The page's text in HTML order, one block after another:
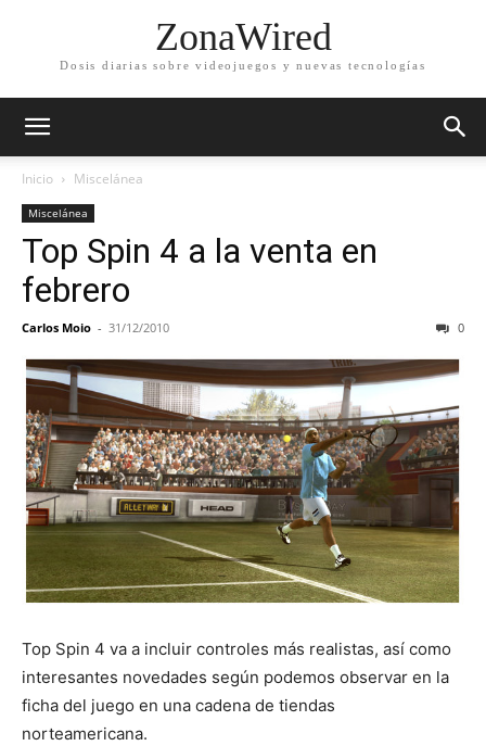
ZonaWired
Dosis diarias sobre videojuegos y nuevas tecnologías
Inicio Miscelánea
Miscelánea
Top Spin 4 a la venta en
febrero
Carlos Moio - 31/12/2010 0
Top Spin 4 va a incluir controles más realistas, así como
interesantes novedades según podemos observar en la
ficha del juego en una cadena de tiendas
norteamericana.